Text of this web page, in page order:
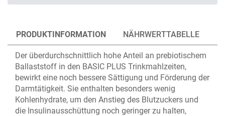
PRODUKTINFORMATION NÄHRWERTTABELLE
Der überdurchschnittlich hohe Anteil an prebiotischem
Ballaststoff in den BASIC PLUS Trinkmahlzeiten,
bewirkt eine noch bessere Sättigung und Förderung der
Darmtätigkeit. Sie enthalten besonders wenig
Kohlenhydrate, um den Anstieg des Blutzuckers und
die Insulinausschüttung noch geringer zu halten,